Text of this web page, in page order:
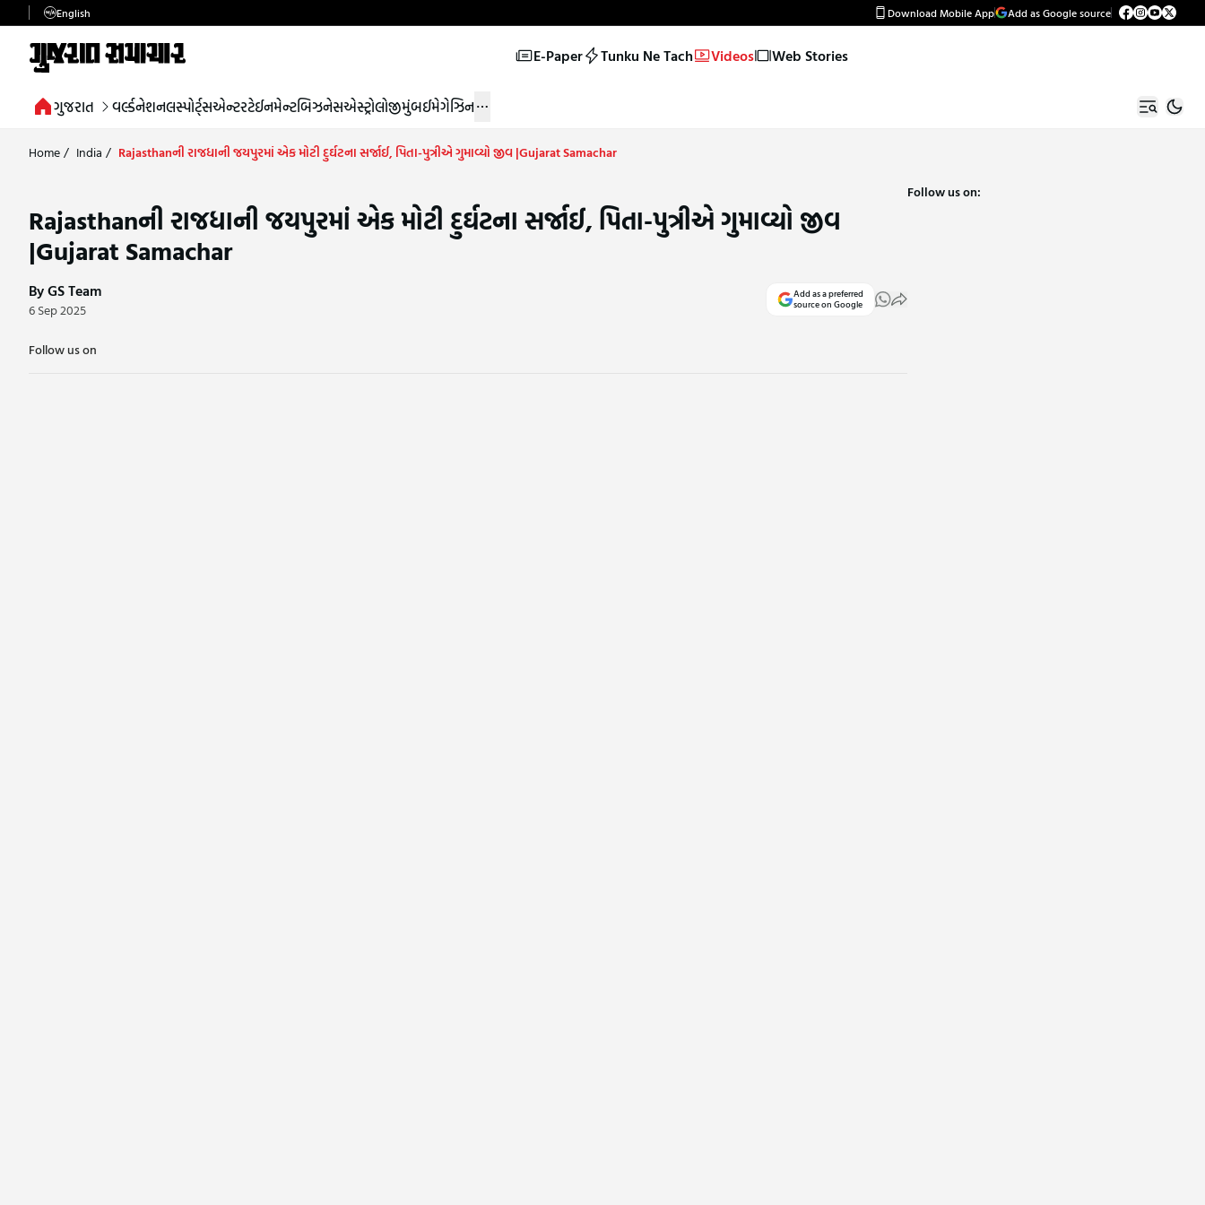
English Download Mobile App Add as Google source
E-Paper Tunku Ne Tach Videos Web Stories
ગુજરાત વર્લ્ડનેશનલસ્પોર્ટ્સએન્ટરટેઈનમેન્ટબિઝનેસએસ્ટ્રોલોજીમુંબઈમેગેઝિન
Home/ India / Rajasthanની રાજધાની જયપુરમાં એક મોટી દુર્ઘટના સર્જાઈ, પિતા-પુત્રીએ ગુમાવ્યો જીવ |Gujarat Samachar
Rajasthanની રાજધાની જયપુરમાં એક મોટી દુર્ઘટના સર્જાઈ, પિતા-પુત્રીએ ગુમાવ્યો જીવ
|Gujarat Samachar
By GS Team
6 Sep 2025
Add as a preferred
source on Google
Follow us on
Follow us on: